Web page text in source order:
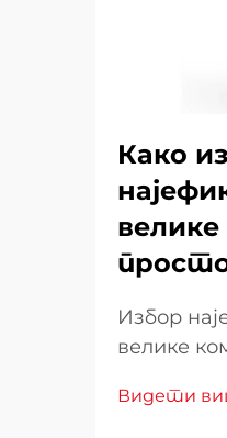
Како
Избор
велике
више
Видети